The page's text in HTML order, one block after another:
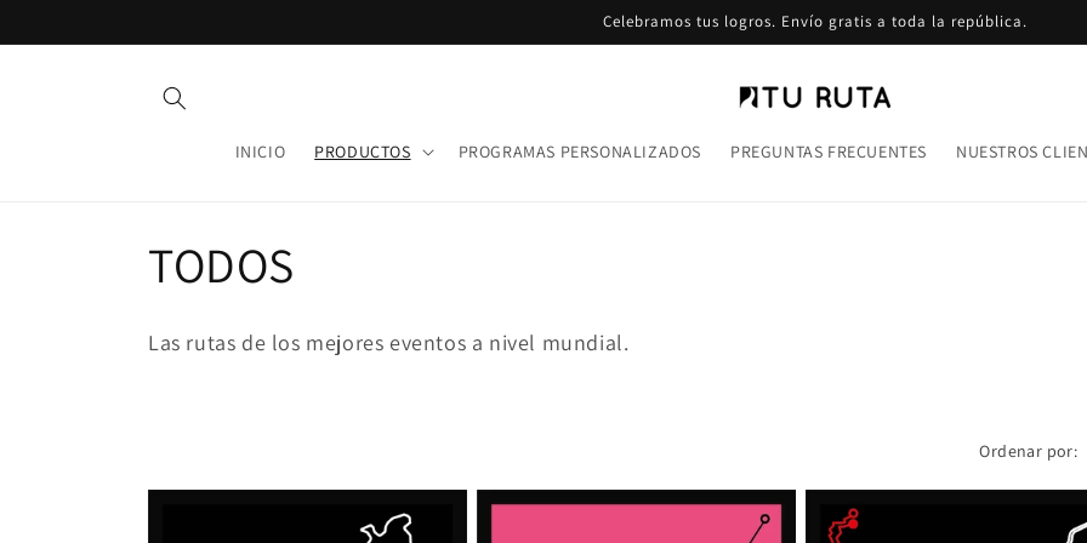
al contenido
Celebramos tus logros. Envío gratis a toda la república.
INICIO PRODUCTOS PROGRAMAS PERSONALIZADOS PREGUNTAS FRECUENTES NUESTROS
C
o
TODOS
Las rutas de los mejores eventos a nivel mundial.
Ordenar por: